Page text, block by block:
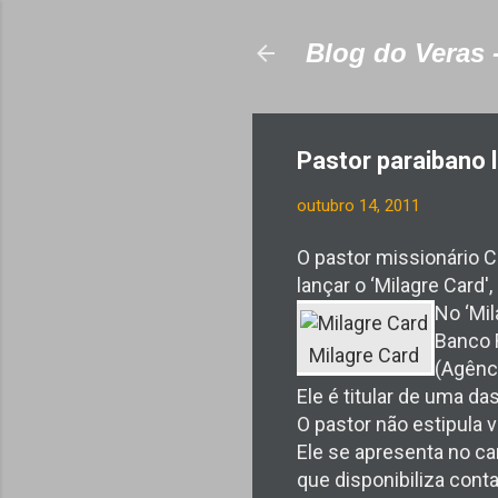
Blog do Veras
Pastor paraibano
outubro 14, 2011
O pastor missionário
lançar o ‘Milagre
Milagre Card
No
Banco
Ele é titular de uma
O pastor não estipula
Ele se apresenta no
que disponibiliza